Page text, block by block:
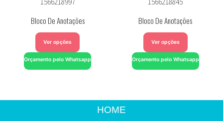
Bloco De Anotações
Ver opções
Orçamento pelo Whatsapp
Bloco De Anotações
Ver opções
Orçamento pelo Whatsapp
HOME